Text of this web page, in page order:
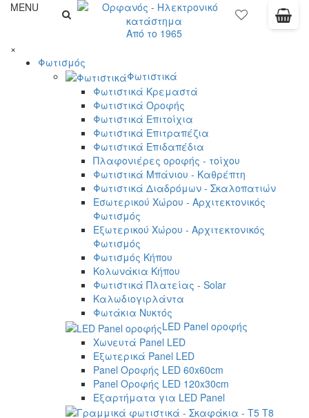
MENU
Από το 1965
×
Φωτισμός
Φωτιστικά
Φωτιστικά Κρεμαστά
Φωτιστικά Οροφής
Φωτιστικά Επιτοίχια
Φωτιστικά Επιτραπέζια
Φωτιστικά Επιδαπέδια
Πλαφονιέρες οροφής - τοίχου
Φωτιστικά Μπάνιου - Καθρέπτη
Φωτιστικά Διαδρόμων - Σκαλοπατιών
Εσωτερικού Χώρου - Αρχιτεκτονικός
Φωτισμός
Εξωτερικού Χώρου - Αρχιτεκτονικός
Φωτισμός
Φωτισμός Κήπου
Κολωνάκια Κήπου
Φωτιστικά Πλατείας - Solar
Καλωδιογιρλάντα
Φωτάκια Νυκτός
LED Panel οροφής
Χωνευτά Panel LED
Εξωτερικά Panel LED
Panel Οροφής LED 60x60cm
Panel Οροφής LED 120x30cm
Εξαρτήματα για LED Panel